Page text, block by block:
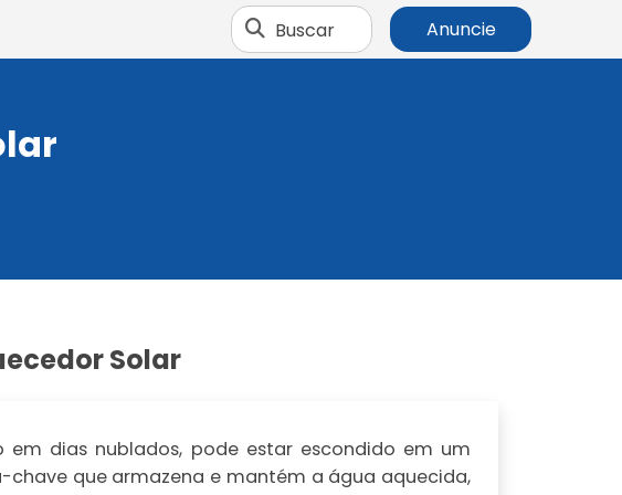
Buscar Anuncie
Solar
dias nublados, pode estar escondido em um
que armazena e mantém a água aquecida,